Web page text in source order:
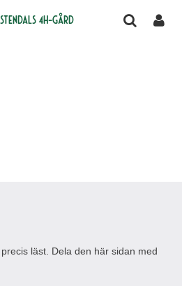
4H-gård
läst. Dela den här sidan med